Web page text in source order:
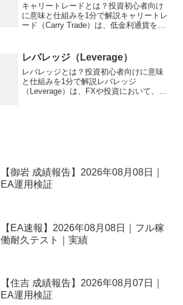
キャリートレードとは？投資初心者向け
に意味と仕組みを1分で解説キャリートレ
ード（Carry Trade）は、低金利通貨を借
ターン。この記事では、キャリートレー
ドの仕...
レバレッジ（Leverage）
レバレッジとは？投資初心者向けに意味
と仕組みを1分で解説レバレッジ
（Leverage）は、FXや投資において、少
【御岩 成績報告】2026年08月08日｜
EA運用検証
【EA速報】2026年08月08日｜フル稼
働耐久テスト｜実績
【住吉 成績報告】2026年08月07日｜
EA運用検証